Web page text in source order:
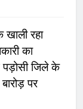
खाली रहा
का
पड़ोसी जिले के
पर